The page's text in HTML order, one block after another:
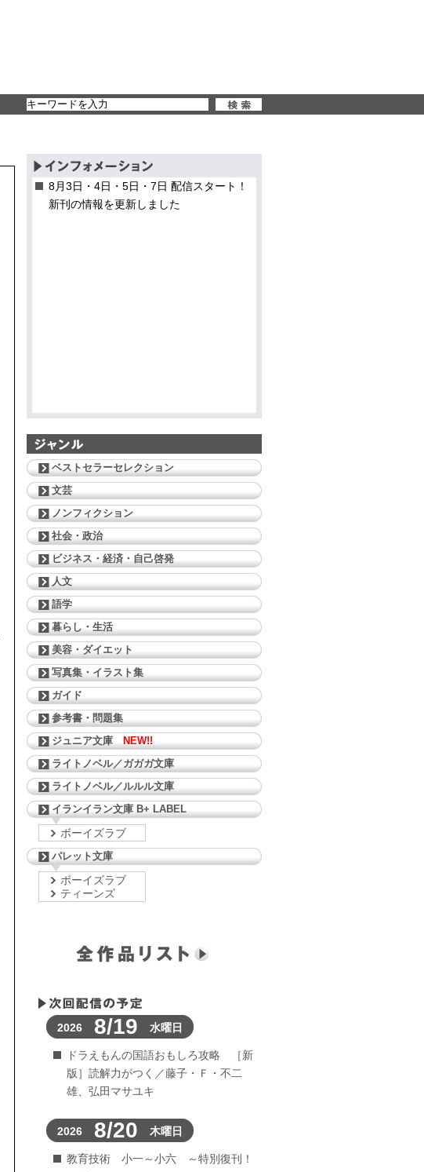
8月3日・4日・5日・7日 配信スタート！
新刊の情報を更新しました
ベストセラーセレクション
文芸
ノンフィクション
社会・政治
ビジネス・経済・自己啓発
人文
語学
暮らし・生活
美容・ダイエット
写真集・イラスト集
ガイド
参考書・問題集
ジュニア文庫
NEW!!
ライトノベル／ガガガ文庫
ライトノベル／ルルル文庫
イランイラン文庫 B+ LABEL
ボーイズラブ
パレット文庫
ボーイズラブ
ティーンズ
2026 8/19 水曜日
ドラえもんの国語おもしろ攻略 ［新
版］読解力がつく／藤子・Ｆ・不二
雄、弘田マサユキ
2026 8/20 木曜日
教育技術 小一～小六 ～特別復刊！